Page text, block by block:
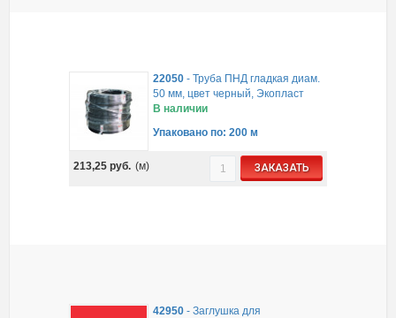
22050- Труба ПНД гладкая диам.
50 мм, цвет черный, Экопласт
В наличии
Упаковано по: 200 м
213,25 руб. (м) ЗАКАЗАТЬ
42950- Заглушка для